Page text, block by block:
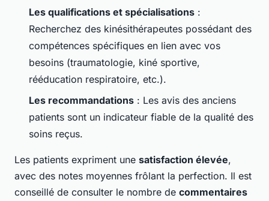
Les qualifications et spécialisations :
Recherchez des kinésithérapeutes possédant des
compétences spécifiques en lien avec vos
besoins (traumatologie, kiné sportive,
rééducation respiratoire, etc.).
Les recommandations : Les avis des anciens
patients sont un indicateur fiable de la qualité des
soins reçus.
Les patients expriment une satisfaction élevée,
avec des notes moyennes frôlant la perfection. Il est
conseillé de consulter le nombre de commentaires